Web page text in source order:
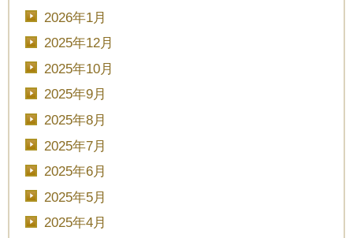
2026年1月
2025年12月
2025年10月
2025年9月
2025年8月
2025年7月
2025年6月
2025年5月
2025年4月